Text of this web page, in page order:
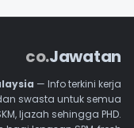
Jawatan
.co
— Info terkini kerja
swasta untuk semua
Ijazah sehingga PHD.